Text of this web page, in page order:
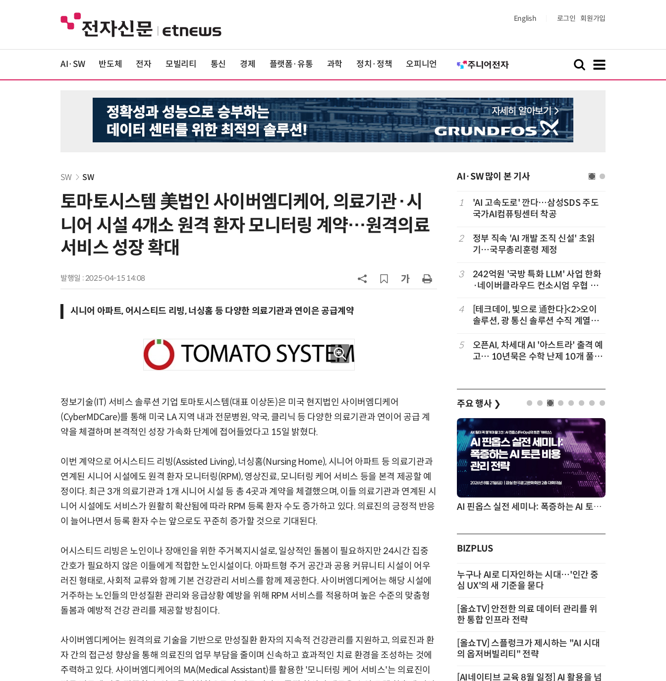
English 로그인 회원가입
AI·SW 반도체 전자 모빌리티 통신 경제 플랫폼·유통 과학 정치·정책 오피니언
SW SW
토마토시스템 美법인 사이버엠디케어, 의료기관·시
니어 시설 4개소 원격 환자 모니터링 계약…원격의료
서비스 성장 확대
발행일 : 2025-04-15 14:08
시니어 아파트, 어시스티드 리빙, 너싱홈 등 다양한 의료기관과 연이은 공급계약
정보기술(IT) 서비스 솔루션 기업 토마토시스템(대표 이상돈)은 미국 현지법인 사이버엠디케어
(CyberMDCare)를 통해 미국 LA 지역 내과 전문병원, 약국, 클리닉 등 다양한 의료기관과 연이어 공급 계
약을 체결하며 본격적인 성장 가속화 단계에 접어들었다고 15일 밝혔다.
이번 계약으로 어시스티드 리빙(Assisted Living), 너싱홈(Nursing Home), 시니어 아파트 등 의료기관과
연계된 시니어 시설에도 원격 환자 모니터링(RPM), 영상진료, 모니터링 케어 서비스 등을 본격 제공할 예
정이다. 최근 3개 의료기관과 1개 시니어 시설 등 총 4곳과 계약을 체결했으며, 이들 의료기관과 연계된 시
니어 시설에도 서비스가 원활히 확산됨에 따라 RPM 등록 환자 수도 증가하고 있다. 의료진의 긍정적 반응
이 늘어나면서 등록 환자 수는 앞으로도 꾸준히 증가할 것으로 기대된다.
어시스티드 리빙은 노인이나 장애인을 위한 주거복지시설로, 일상적인 돌봄이 필요하지만 24시간 집중
간호가 필요하지 않은 이들에게 적합한 노인시설이다. 아파트형 주거 공간과 공용 커뮤니티 시설이 어우
러진 형태로, 사회적 교류와 함께 기본 건강관리 서비스를 함께 제공한다. 사이버엠디케어는 해당 시설에
거주하는 노인들의 만성질환 관리와 응급상황 예방을 위해 RPM 서비스를 적용하며 높은 수준의 맞춤형
돌봄과 예방적 건강 관리를 제공할 방침이다.
사이버엠디케어는 원격의료 기술을 기반으로 만성질환 환자의 지속적 건강관리를 지원하고, 의료진과 환
자 간의 접근성 향상을 통해 의료진의 업무 부담을 줄이며 신속하고 효과적인 치료 환경을 조성하는 것에
주력하고 있다. 사이버엠디케어의 MA(Medical Assistant)를 활용한 '모니터링 케어 서비스'는 의료진이
AI·SW 많이 본 기사
6
美 행정부, AI 모델 '해킹 등 사이버
보안 테스트' 의무화
韓 AI리더십 공백 장기화… 글로벌 3
강 동력 꺼져간다
9
국산 CSP사 '마켓플레이스' 커졌
10 앤트로픽·오픈AI 이어 메타도…AI
가 통제 벗어나 외부 해킹
1
'AI 고속도로' 깐다…삼성SDS 주도
국가AI컴퓨팅센터 착공
2
정부 직속 'AI 개발 조직 신설' 초읽
기…국무총리훈령 제정
3
242억원 '국방 특화 LLM' 사업 한화
·네이버클라우드 컨소시엄 우협 선
4
[테크데이, 빛으로 通한다]<2>오이
솔루션, 광 통신 솔루션 수직 계열
략'
5
오픈AI, 차세대 AI '아스트라' 출격 예
고… 10년묵은 수학 난제 10개 풀었
주요 행사 ❯
AI × Design : UX 디자이너의 5가지 생존 전략과 실전 대응 현업에서 바로 쓰는 "하네스 엔지니어링" 실습 교육 AI 핀옵스 실전 세미나: 폭증하는 AI 토큰 비용 관리 전략
BIZPLUS
누구나 AI로 디자인하는 시대…'인간 중
심 UX'의 새 기준을 묻다
[올쇼TV] 안전한 의료 데이터 관리를 위
한 통합 인프라 전략
[올쇼TV] 스플렁크가 제시하는 "AI 시대
의 옵저버빌리티" 전략
[AI네이티브 교육 8월 일정] AI 활용을 넘